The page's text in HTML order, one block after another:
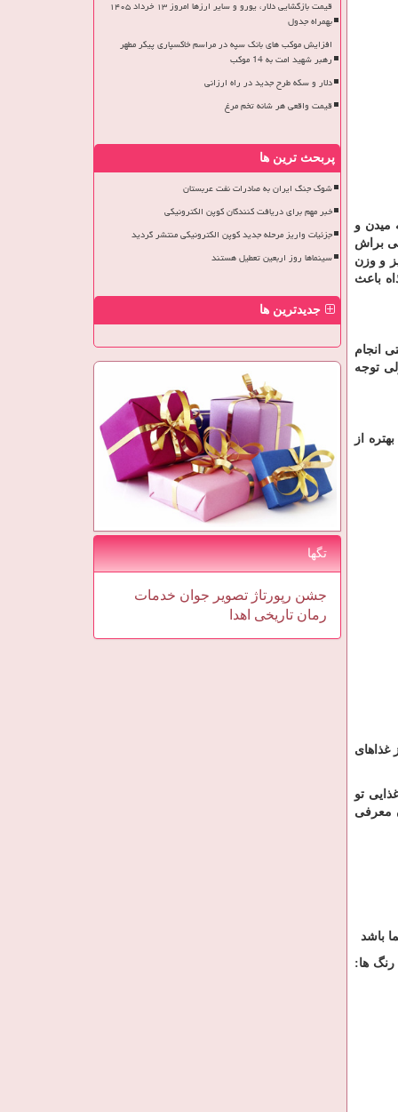
میدن و
براش
و وزن
باعث
انجام
توجه
از
غذاهای
تو
معرفی
باشد
رنگ ها:
قیمت بازگشایی دلار، یورو و سایر ارزها امروز ۱۳ خرداد ۱۴۰۵
بهمراه جدول
افزایش موکب های بانک سپه در مراسم خاکسپاری پیکر مطهر
رهبر شهید امت به 14 موکب
دلار و سکه طرح جدید در راه ارزانی
قیمت واقعی هر شانه تخم مرغ
پربحث ترین ها
شوک جنگ ایران به صادرات نفت عربستان
خبر مهم برای دریافت کنندگان کوپن الکترونیکی
جزئیات واریز مرحله جدید کوپن الکترونیکی منتشر گردید
سینماها روز اربعین تعطیل هستند
جدیدترین ها
تگها
جشن رپورتاژ تصویر جوان خدمات
رمان تاریخی اهدا